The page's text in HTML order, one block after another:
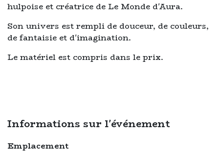
hulpoise et créatrice de Le Monde d'Aura.
Son univers est rempli de douceur, de couleurs,
de fantaisie et d'imagination.
Le matériel est compris dans le prix.
Informations sur l'événement
Emplacement